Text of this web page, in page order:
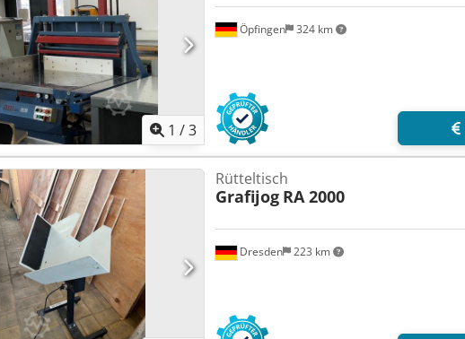
1 /3
Öpfingen 324 km
Dresden 223 km
Rütteltisch
Grafijog RA 2000